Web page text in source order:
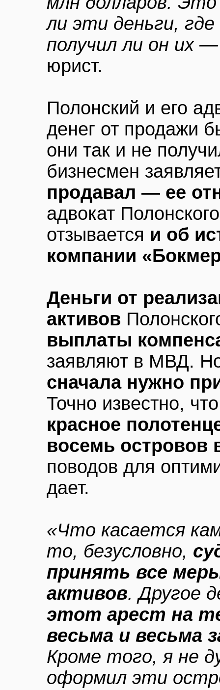
ли эти деньги,
получил ли он их
юрист.
Полонский и его
денег от продажи
они так и не
бизнесмен
продавал — ее
адвокат
отзывается и об
компании
Деньги от
активов
выплаты
заявляют в МВД.
сначала нужно
Точно известно,
красное
восемь островов
поводов для
дает.
«Что касается
то, безусловно,
принять все
активов. Другое
этот арест на
весьма и весьма
Кроме того, я не
оформил эти